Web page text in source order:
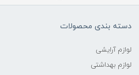
دسته بندی محصولات
لوازم آرایشی
لوازم بهداشتی